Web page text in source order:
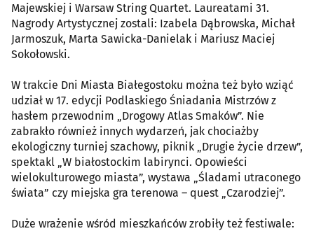
Majewskiej i Warsaw String Quartet. Laureatami 31.
Nagrody Artystycznej zostali: Izabela Dąbrowska, Michał
Jarmoszuk, Marta Sawicka-Danielak i Mariusz Maciej
Sokołowski.
W trakcie Dni Miasta Białegostoku można też było wziąć
udział w 17. edycji Podlaskiego Śniadania Mistrzów z
hasłem przewodnim „Drogowy Atlas Smaków”. Nie
zabrakło również innych wydarzeń, jak chociażby
ekologiczny turniej szachowy, piknik „Drugie życie drzew”,
spektakl „W białostockim labirynci. Opowieści
wielokulturowego miasta”, wystawa „Śladami utraconego
świata” czy miejska gra terenowa – quest „Czarodziej”.
Duże wrażenie wśród mieszkańców zrobiły też festiwale: